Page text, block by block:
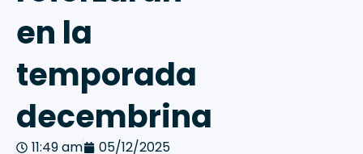
en la
temporada
decembrina
11:49 am 05/12/2025